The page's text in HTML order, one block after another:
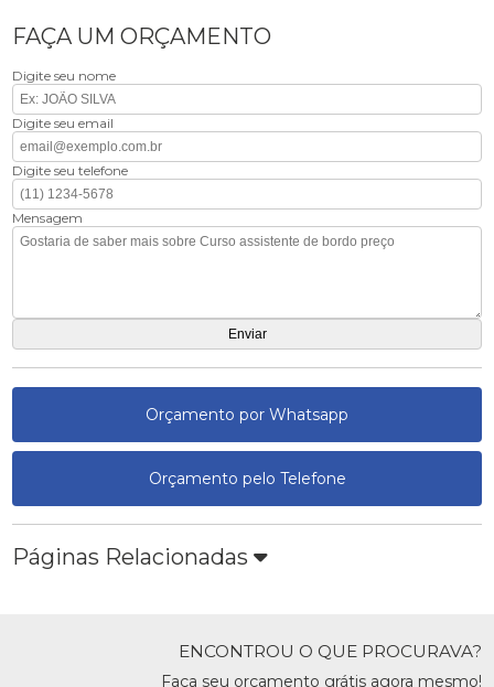
FAÇA UM ORÇAMENTO
Digite seu nome
Digite seu email
Digite seu telefone
Mensagem
Orçamento por Whatsapp
Orçamento pelo Telefone
Páginas Relacionadas
ENCONTROU O QUE PROCURAVA?
Faça seu orçamento grátis agora mesmo!